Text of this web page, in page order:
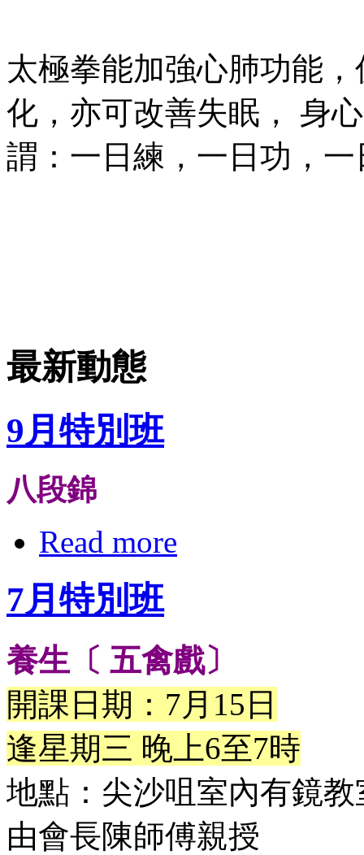
太極拳能加強心肺功能
化，亦可改善失眠， 身
謂：一日練，一日功，
最新動態
9月特別班
八段錦
Read more
7月特別班
養生〔 五禽戲〕
開課日期：7月15日
逢星期三 晚上6至7時
地點：尖沙咀室內有鏡教
由會長陳師傅親授